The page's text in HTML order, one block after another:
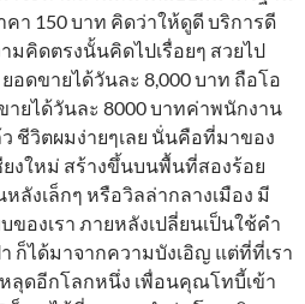
า 150 บาท คิดว่าให้ดูดี บริการดี
มคิดตรงนั้นคิดไปเรื่อยๆ สวยไป
อดขายได้วันละ 8,000 บาท ถือโอ
ายได้วันละ 8000 บาทค่าพนักงาน
ชีวิตผมง่ายๆเลย นั่นคือที่มาของ
งใหม่ สร้างขึ้นบนพื้นที่สองร้อย
ลังเล็กๆ หรือวิลล่ากลางเมือง มี
ของเรา ภายหลังเปลี่ยนเป็นใช้คำ
ก็ได้มาจากความบังเอิญ แต่ที่ที่เรา
ลุดอีกโลกหนึ่ง เพื่อนคุณโทบี้เข้า